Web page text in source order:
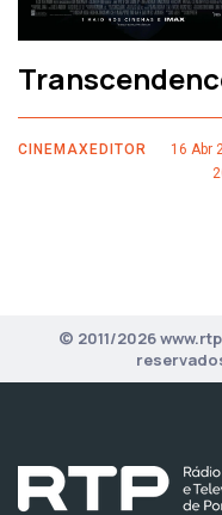
CINEMAXEDITOR
16 Abr
© 2011/2026